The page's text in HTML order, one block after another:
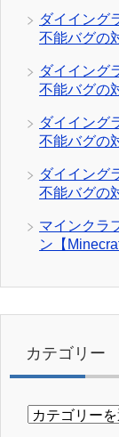
ダイイング
不能バグの
ダイイング
不能バグの
ダイイング
不能バグの
ダイイング
不能バグの
マインクラ
ン【
カテゴリー
カ